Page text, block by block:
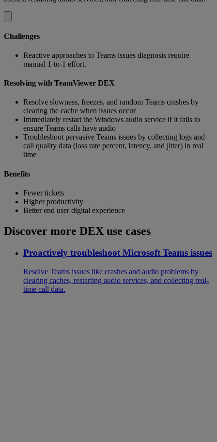
Challenges
Reactive approaches to Teams issues diagnosis require
manual 1-to-1 effort.
Resolving with TeamViewer DEX
Resolve slowness, freezes, and random Teams crashes by
clearing the cache when issues occur
Immediately restart the Windows audio service if it fails to
ensure Teams calls have audio
Troubleshoot pervasive Teams issues by collecting logs and
call quality data (loss rate percent, latency, and jitter) in real
time
Benefits
Fewer tickets
Higher productivity
Better end user digital experience
Discover more DEX use cases
Proactively troubleshoot Microsoft Teams issues
Resolve Teams issues like crashes and audio problems by
clearing caches, restarting audio services, and collecting real-
time call data.